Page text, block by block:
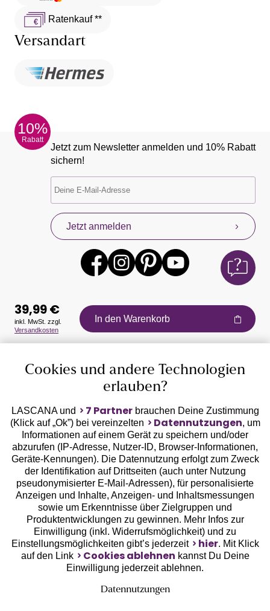
Ratenkauf **
Versandart
10%
Rabatt
Jetzt zum Newsletter anmelden und 10% Rabatt
sichern!
Jetzt anmelden
Auszeichnungen
Geprüfte Sicherheit
Unsere Apps
39,99 €
inkl. MwSt. zzgl.
Versandkosten
In den Warenkorb
Cookies und andere Technologien
erlauben?
LASCANA und 7 Partnerbrauchen Deine Zustimmung
(Klick auf „Ok”) bei vereinzelten
Datennutzungen, um
Informationen auf einem Gerät zu speichern und/oder
abzurufen (IP-Adresse, Nutzer-ID, Browser-Informationen,
Geräte-Kennungen). Die Datennutzung erfolgt zum Zweck
der Identifikation auf Drittseiten (auch unter Nutzung
pseudonymisierter E-Mail-Adressen), für personalisierte
Anzeigen und Inhalte, Anzeigen- und Inhaltsmessungen
sowie um Erkenntnisse über Zielgruppen und
Produktentwicklungen zu gewinnen. Mehr Infos zur
Einwilligung (inkl. Widerrufsmöglichkeit) und zu
Einstellungsmöglichkeiten gibt’s jederzeit
hier. Mit Klick
auf den Link
Cookies ablehnen kannst Du Deine
Einwilligung jederzeit ablehnen.
Datennutzungen